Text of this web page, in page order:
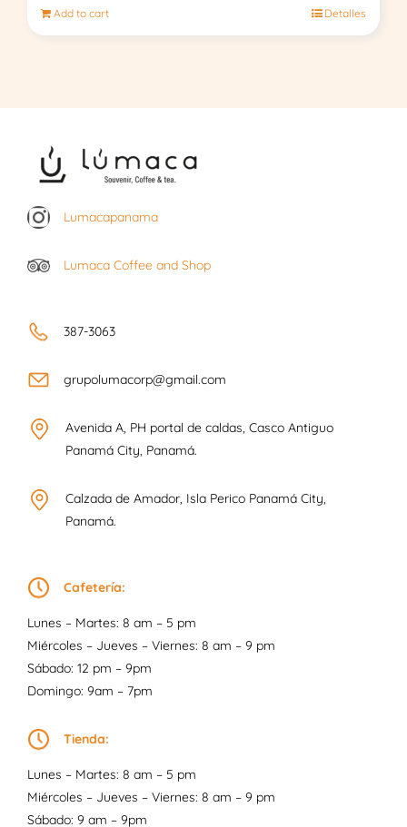
Add to cart Detalles
Lumacapanama
Lumaca Coffee and Shop
387-3063
grupolumacorp@gmail.com
Avenida A, PH portal de caldas, Casco Antiguo
Panamá City, Panamá.
Calzada de Amador, Isla Perico Panamá City,
Panamá.
Cafetería:
Lunes – Martes: 8 am – 5 pm
Miércoles – Jueves – Viernes: 8 am – 9 pm
Sábado: 12 pm – 9pm
Domingo: 9am – 7pm
Tienda:
Lunes – Martes: 8 am – 5 pm
Miércoles – Jueves – Viernes: 8 am – 9 pm
Sábado: 9 am – 9pm